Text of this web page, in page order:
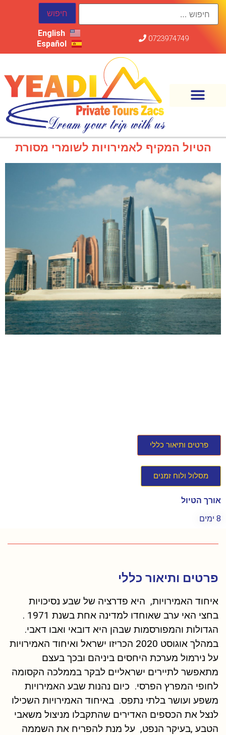
0723974749
English
Español
הטיול המקיף לאמירויות לשומרי מסורת
פרטים ותיאור כללי
מסלול ולוח זמנים
אורך הטיול
8 ימים
פרטים ותיאור כללי
איחוד האמירויות, היא פדרציה של שבע נסיכויות
בחצי האי ערב שאוחדו למדינה אחת בשנת 1971 .
הגדולות והמפורסמות שבהן היא דובאי ואבו דאבי.
במהלך אוגוסט 2020 הכריזו ישראל ואיחוד האמירויות
על נירמול מערכת היחסים ביניהם ובכך בעצם
מתאפשר לתיירים ישראליים לבקר בממלכה הקסומה
לחופי המפרץ הפרסי. כיום נהנות שבע האמירויות
משפע ועושר בלתי נתפס. באיחוד האמירויות השכילו
לנצל את הכספים האדירים שהתקבלו מניצול משאבי
הטבע ,בעיקר הנפט, על מנת להפריח את השממה